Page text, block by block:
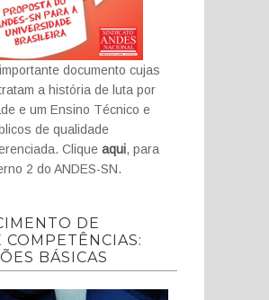
documento cujas
a história de luta por
e um Ensino Técnico e
de qualidade
Clique aqui, para
2 do ANDES-SN.
DE
COMPETÊNCIAS:
BÁSICAS